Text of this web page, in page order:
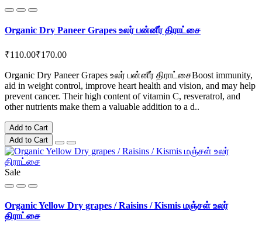
Organic Dry Paneer Grapes உலர் பன்னீர் திராட்சை
₹110.00₹170.00
Organic Dry Paneer Grapes உலர் பன்னீர் திராட்சைBoost immunity,
aid in weight control, improve heart health and vision, and may help
prevent cancer. Their high content of vitamin C, resveratrol, and
other nutrients make them a valuable addition to a d..
Add to Cart
Add to Cart
Sale
Organic Yellow Dry grapes / Raisins / Kismis மஞ்சள் உலர்
திராட்சை